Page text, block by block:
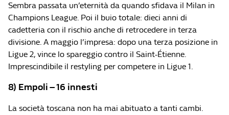
Sembra passata un’eternità da quando sfidava il Milan in
Champions League. Poi il buio totale: dieci anni di
cadetteria con il rischio anche di retrocedere in terza
divisione. A maggio l’impresa: dopo una terza posizione in
Ligue 2, vince lo spareggio contro il Saint-Étienne.
Imprescindibile il restyling per competere in Ligue 1.
8) Empoli – 16 innesti
La società toscana non ha mai abituato a tanti cambi.